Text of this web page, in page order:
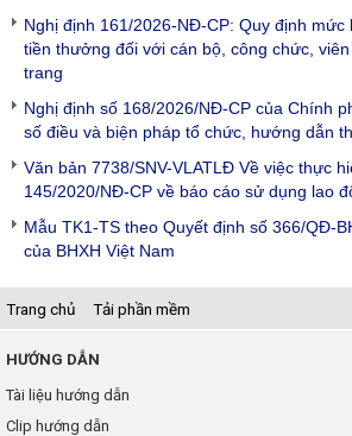
Nghị định 161/2026-NĐ-CP: Quy định
tiền thưởng đối với cán bộ, công chức,
trang
Nghị định số 168/2026/NĐ-CP của Chính
số điều và biện pháp tổ chức, hướng dẫn
Văn bản 7738/SNV-VLATLĐ Về việc thực
145/2020/NĐ-CP về báo cáo sử dụng lao
Mẫu TK1-TS theo Quyết định số 366/QĐ-
của BHXH Việt Nam
Trang chủ Tải phần mềm
HƯỚNG DẪN
Tài liệu hướng dẫn
Clip hướng dẫn